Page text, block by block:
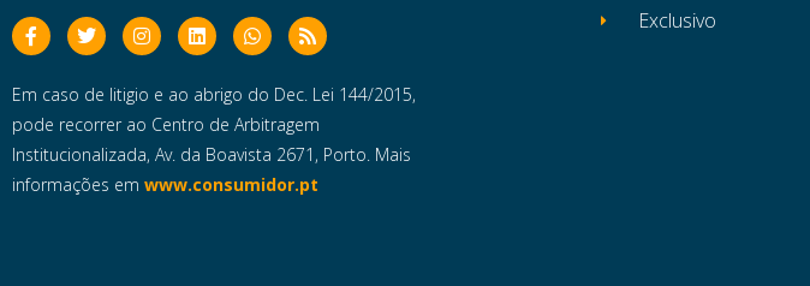
Em caso de litigio e ao abrigo do Dec. Lei 144/2015,
pode recorrer ao Centro de Arbitragem
Institucionalizada, Av. da Boavista 2671, Porto. Mais
informações em www.consumidor.pt
Exclusivo